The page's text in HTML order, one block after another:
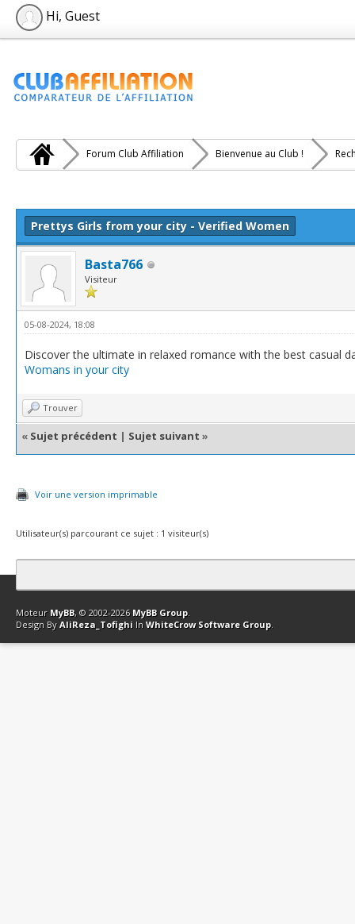
Hi, Guest
Forum Club Affiliation Bienvenue au Club !
Prettys Girls from your city - Verified Women
Basta766
Visiteur
05-08-2024, 18:08
Discover the ultimate in relaxed romance with the best casual
Womans in your city
Trouver
« Sujet précédent | Sujet suivant »
Voir une version imprimable
Utilisateur(s) parcourant ce sujet : 1 visiteur(s)
Contact Club Affiliation Retourner en haut Version bas-débit
Moteur MyBB, © 2002-2026 MyBB Group.
Design By AliReza_Tofighi In WhiteCrow Software Group.